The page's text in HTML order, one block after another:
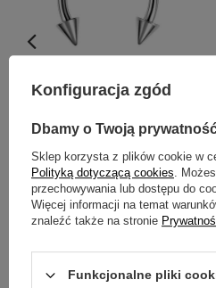
P-002
Pytania innych
Konfiguracja zgód
Dbamy o Twoją
Sklep korzysta z plików cookie w
Polityką dotyczącą cookies.
przechowywania lub dostępu do
Więcej informacji na temat
znaleźć także na stronie
Funkcjonalne pliki